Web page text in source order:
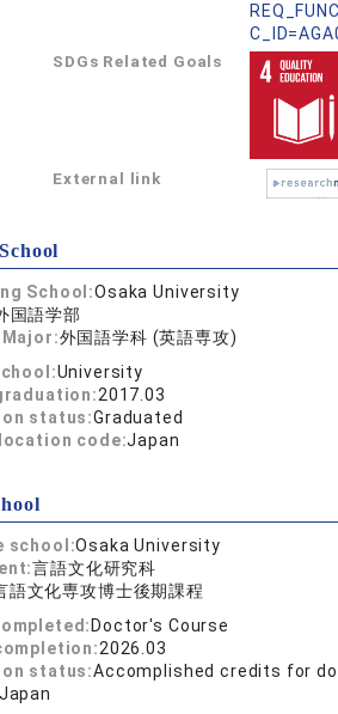
SDGs Related Goals
External link
School:Osaka University
国語学部
外国語学科 (英語専攻)
University
2017.03
status:Graduated
code:Japan
school:Osaka University
言語文化研究科
語文化専攻博士後期課程
Doctor's Course
2026.03
status:Accomplished credits for
Japan